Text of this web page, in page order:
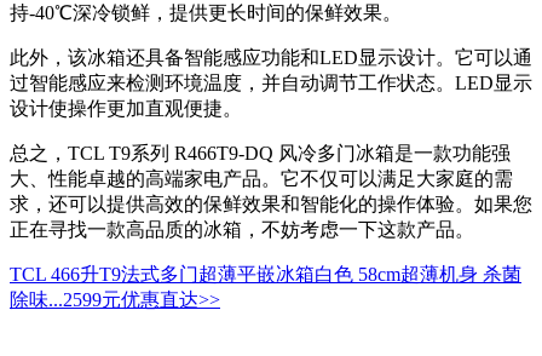
持-40℃深冷锁鲜，提供更长时间的保鲜效果。
此外，该冰箱还具备智能感应功能和LED显示设计。它可以通
过智能感应来检测环境温度，并自动调节工作状态。LED显示
设计使操作更加直观便捷。
总之，TCL T9系列 R466T9-DQ 风冷多门冰箱是一款功能强
大、性能卓越的高端家电产品。它不仅可以满足大家庭的需
求，还可以提供高效的保鲜效果和智能化的操作体验。如果您
正在寻找一款高品质的冰箱，不妨考虑一下这款产品。
TCL 466升T9法式多门超薄平嵌冰箱白色 58cm超薄机身 杀菌
除味...2599元优惠直达>>